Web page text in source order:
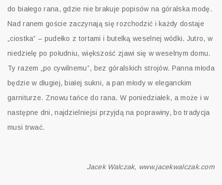
do białego rana, gdzie nie brakuje popisów na góralska modę.
Nad ranem goście zaczynają się rozchodzić i każdy dostaje
„ciostka” – pudełko z tortami i butelką weselnej wódki. Jutro, w
niedzielę po południu, większość zjawi się w weselnym domu.
Ty razem „po cywilnemu”, bez góralskich strojów. Panna młoda
będzie w długiej, białej sukni, a pan młody w eleganckim
garniturze. Znowu tańce do rana. W poniedziałek, a może i w
następne dni, najdzielniejsi przyjdą na poprawiny, bo tradycja
musi trwać.
Jacek Walczak, www.jacekwalczak.com